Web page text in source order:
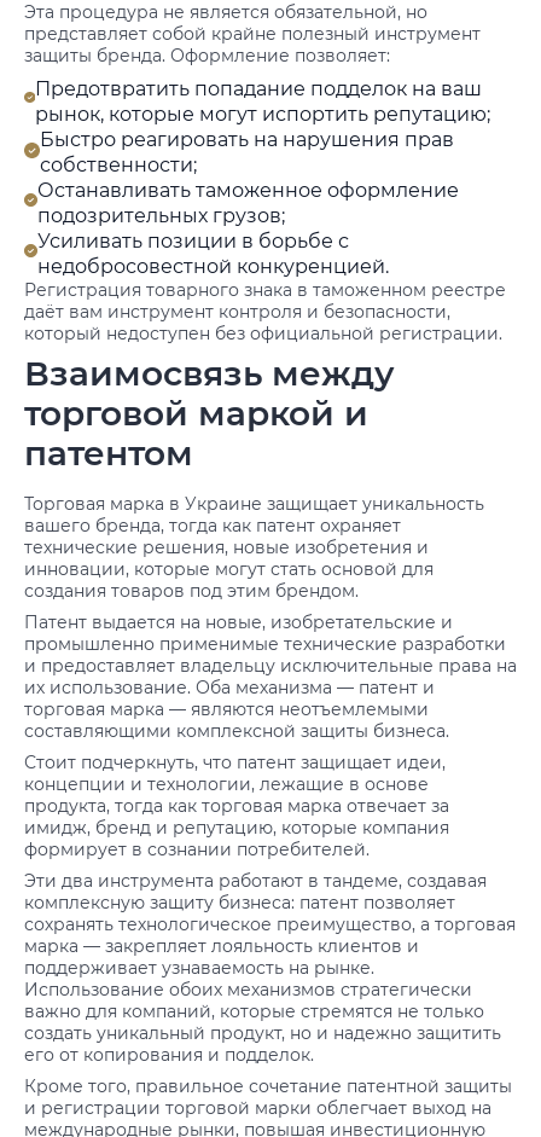
Эта процедура не является обязательной, но
представляет собой крайне полезный инструмент
защиты бренда. Оформление позволяет:
Предотвратить попадание подделок на ваш
рынок, которые могут испортить репутацию;
Быстро реагировать на нарушения прав
собственности;
Останавливать таможенное оформление
подозрительных грузов;
Усиливать позиции в борьбе с
недобросовестной конкуренцией.
Регистрация товарного знака в таможенном реестре
даёт вам инструмент контроля и безопасности,
который недоступен без официальной регистрации.
Взаимосвязь между
торговой маркой и
патентом
Торговая марка в Украине защищает уникальность
вашего бренда, тогда как патент охраняет
технические решения, новые изобретения и
инновации, которые могут стать основой для
создания товаров под этим брендом.
Патент выдается на новые, изобретательские и
промышленно применимые технические разработки
и предоставляет владельцу исключительные права на
их использование. Оба механизма — патент и
торговая марка — являются неотъемлемыми
составляющими комплексной защиты бизнеса.
Стоит подчеркнуть, что патент защищает идеи,
концепции и технологии, лежащие в основе
продукта, тогда как торговая марка отвечает за
имидж, бренд и репутацию, которые компания
формирует в сознании потребителей.
Эти два инструмента работают в тандеме, создавая
комплексную защиту бизнеса: патент позволяет
сохранять технологическое преимущество, а торговая
марка — закрепляет лояльность клиентов и
поддерживает узнаваемость на рынке.
Использование обоих механизмов стратегически
важно для компаний, которые стремятся не только
создать уникальный продукт, но и надежно защитить
его от копирования и подделок.
Кроме того, правильное сочетание патентной защиты
и регистрации торговой марки облегчает выход на
международные рынки, повышая инвестиционную